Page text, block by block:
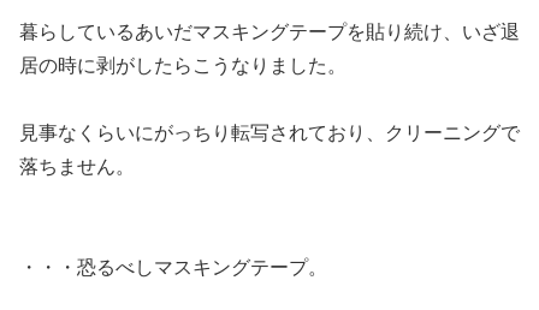
暮らしているあいだマスキングテープを貼り続け、いざ退
居の時に剥がしたらこうなりました。
見事なくらいにがっちり転写されており、クリーニングで
落ちません。
・・・恐るべしマスキングテープ。